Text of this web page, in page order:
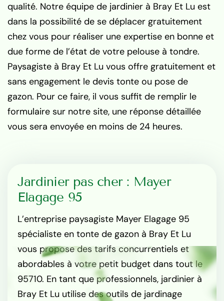
qualité. Notre équipe de jardinier à Bray Et Lu est
dans la possibilité de se déplacer gratuitement
chez vous pour réaliser une expertise en bonne et
due forme de l’état de votre pelouse à tondre.
Paysagiste à Bray Et Lu vous offre gratuitement et
sans engagement le devis tonte ou pose de
gazon. Pour ce faire, il vous suffit de remplir le
formulaire sur notre site, une réponse détaillée
vous sera envoyée en moins de 24 heures.
Jardinier pas cher : Mayer
Elagage 95
L’entreprise paysagiste Mayer Elagage 95
spécialiste en tonte de gazon à Bray Et Lu
vous propose des tarifs concurrentiels et
abordables à votre petit budget dans tout le
95710. En tant que professionnels, jardinier à
Bray Et Lu utilise des outils de jardinage